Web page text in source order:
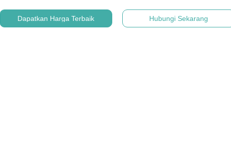
Dapatkan Harga Terbaik Hubungi Sekarang